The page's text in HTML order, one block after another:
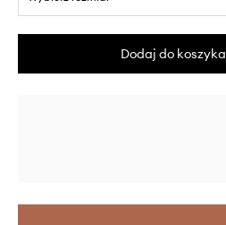
Dodaj do koszyka